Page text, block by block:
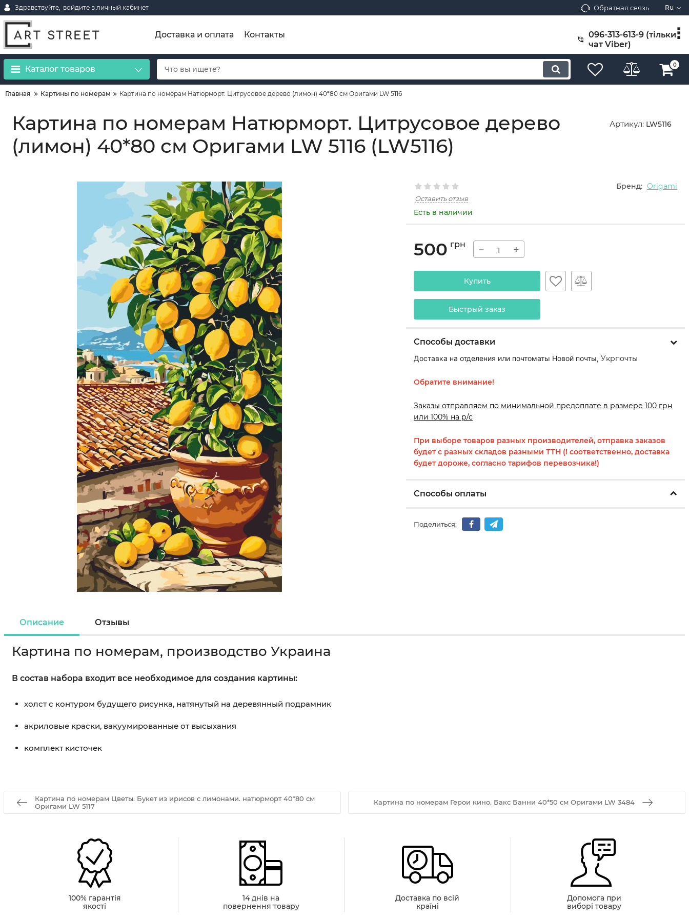
Здравствуйте, войдите в личный кабинет Обратная связь Ru
Доставка и оплата Контакты
096-313-613-9 (тільки
чат Viber)
Каталог товаров 0
Главная Картины по номерам Картина по номерам Натюрморт. Цитрусовое дерево (лимон) 40*80 см Оригами LW 5116
Картина по номерам Натюрморт. Цитрусовое дерево
(лимон) 40*80 см Оригами LW 5116 (LW5116)
Артикул: LW5116
Бренд: Origami
Оставить отзыв
Есть в наличии
500 грн − +
Купить
Быстрый заказ
Способы доставки
Доставка на отделения или почтоматы Новой почты, Укрпочты
Обратите внимание!
Заказы отправляем по минимальной предоплате в размере 100 грн
или 100% на р/с
При выборе товаров разных производителей, отправка заказов
будет с разных складов разными ТТН (! соответственно, доставка
будет дороже, согласно тарифов перевозчика!)
Способы оплаты
Поделиться:
Описание Отзывы
Картина по номерам, производство Украина
В состав набора входит все необходимое для создания картины:
холст с контуром будущего рисунка, натянутый на деревянный подрамник
акриловые краски, вакуумированные от высыхания
комплект кисточек
Картина по номерам Цветы. Букет из ирисов с лимонами. натюрморт 40*80 см
Оригами LW 5117
Картина по номерам Герои кино. Бакс Банни 40*50 см Оригами LW 3484
100% гарантія
якості
14 днів на
повернення товару
Доставка по всій
країні
Допомога при
виборі товару